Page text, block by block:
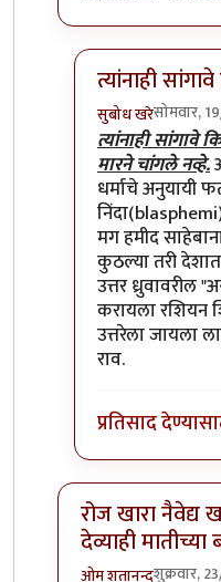
त्यांनाही
सुबोध खरेसोमवार,
In reply toते
त्यांनाही सांगावे
मारने चांगले नव्हे.
धर्माचे अनुयायी
मग हमीद
कुठल्या तरी
उत्तर ध्रुवावरील
करायला रशियन
उत्तरेला जायला
राव.
प्रतिसाद
रोज खारा नैवेद्य
देव्याही
ओम शतानन्दशुक्रवार,